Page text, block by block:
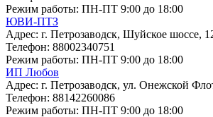
Режим работы: ПН-ПТ 9:00 до 18:00
ЮВИ-ПТЗ
Адрес: г. Петрозаводск, Шуйское шоссе,
Телефон: 88002340751
Режим работы: ПН-ПТ 9:00 до 18:00
ИП Любов
Адрес: г. Петрозаводск, ул. Онежской
Телефон: 88142260086
Режим работы: ПН-ПТ 9:00 до 18:00